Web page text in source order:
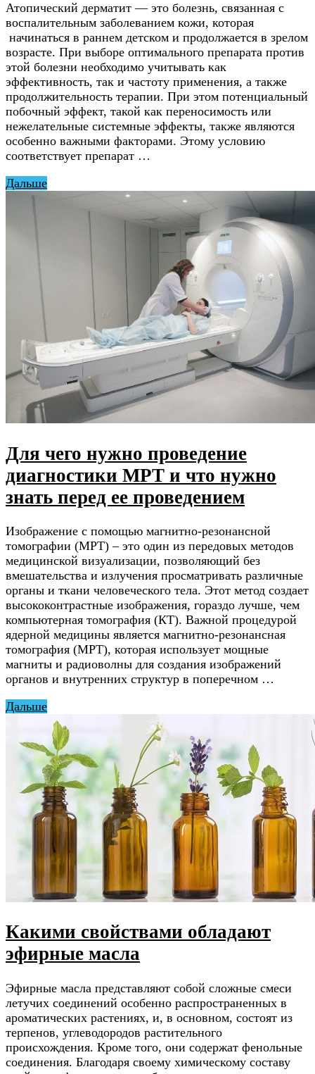
Атопический дерматит — это болезнь, связанная с
воспалительным заболеванием кожи, которая
начинаться в раннем детском и продолжается в зрелом
возрасте. При выборе оптимального препарата против
этой болезни необходимо учитывать как
эффективность, так и частоту применения, а также
продолжительность терапии. При этом потенциальный
побочный эффект, такой как переносимость или
нежелательные системные эффекты, также являются
особенно важными факторами. Этому условию
соответствует препарат …
Дальше
Для чего нужно проведение
диагностики МРТ и что нужно
знать перед ее проведением
Изображение с помощью магнитно-резонансной
томографии (МРТ) – это один из передовых методов
медицинской визуализации, позволяющий без
вмешательства и излучения просматривать различные
органы и ткани человеческого тела. Этот метод создает
высококонтрастные изображения, гораздо лучше, чем
компьютерная томография (КТ). Важной процедурой
ядерной медицины является магнитно-резонансная
томография (МРТ), которая использует мощные
магниты и радиоволны для создания изображений
органов и внутренних структур в поперечном …
Дальше
Какими свойствами обладают
эфирные масла
Эфирные масла представляют собой сложные смеси
летучих соединений особенно распространенных в
ароматических растениях, и, в основном, состоят из
терпенов, углеводородов растительного
происхождения. Кроме того, они содержат фенольные
соединения. Благодаря своему химическому составу